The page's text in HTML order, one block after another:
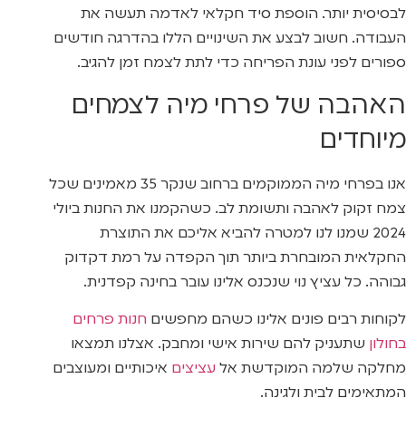
לבסיסית יותר. הוספת סיד חקלאי לאדמה תעשה את
העבודה. חשוב לבצע את השינויים הללו בהדרגה חודשים
ספורים לפני עונת הפריחה כדי לתת לצמח זמן להגיב.
האהבה של פרחי מיה לצמחים
מיוחדים
אנו בפרחי מיה הממוקמים ברחוב שנקר 35 מאמינים שכל
צמח זקוק לאהבה ותשומת לב. כשהקמנו את החנות ביולי
2024 שמנו לנו למטרה להביא אליכם את התוצרת
החקלאית המובחרת ביותר תוך הקפדה על רמת דקדוק
גבוהה. כל עציץ נוי שנכנס אלינו עובר בחינה קפדנית.
לקוחות רבים פונים אלינו כשהם מחפשים חנות פרחים
בחולון שתעניק להם שירות אישי ומחבק. אצלנו תמצאו
מחלקה שלמה המוקדשת אל עציצים איכותיים ומעוצבים
המתאימים לבית ולגינה.